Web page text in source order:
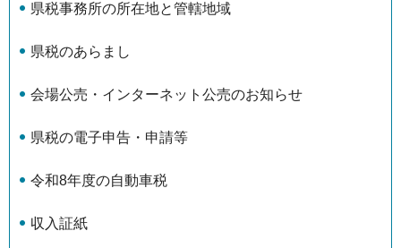
県税事務所の所在地と管轄地域
県税のあらまし
会場公売・インターネット公売のお知らせ
県税の電子申告・申請等
令和8年度の自動車税
収入証紙